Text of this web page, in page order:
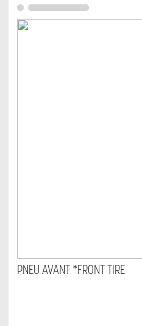
PNEU AVANT *FRONT TIRE